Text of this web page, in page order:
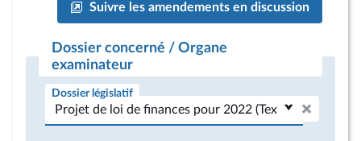
Suivre les amendements en discussion
Dossier concerné / Organe
examinateur
Dossier législatif